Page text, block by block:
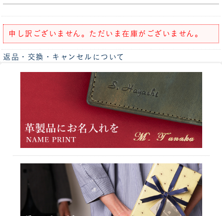
申し訳ございません。ただいま在庫がございません。
返品・交換・キャンセルについて